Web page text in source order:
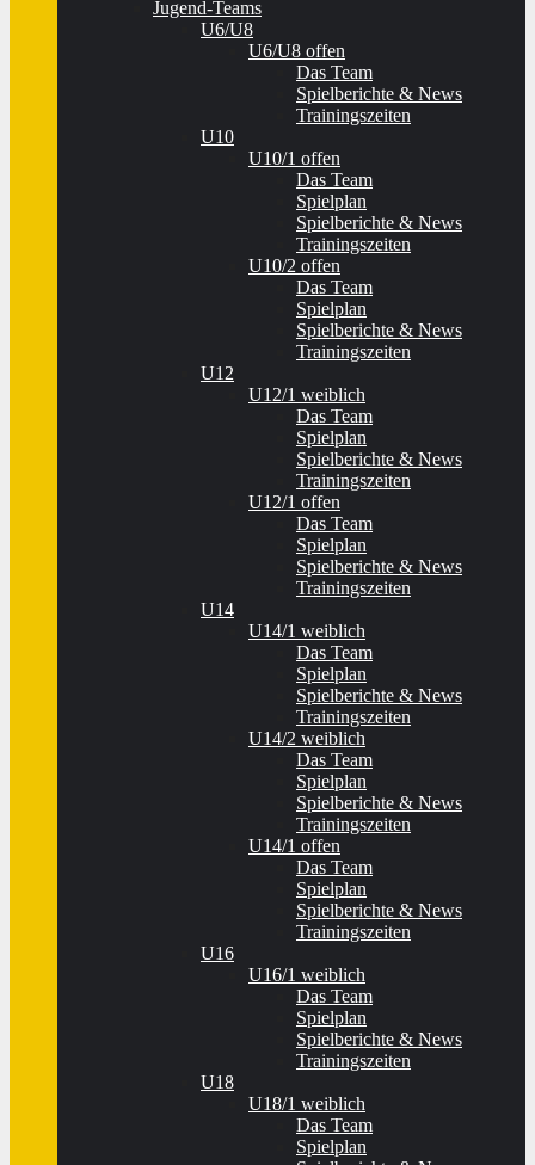
Jugend-Teams
U6/U8
U6/U8 offen
Das Team
Spielberichte & News
Trainingszeiten
U10
U10/1 offen
Das Team
Spielplan
Spielberichte & News
Trainingszeiten
U10/2 offen
Das Team
Spielplan
Spielberichte & News
Trainingszeiten
U12
U12/1 weiblich
Das Team
Spielplan
Spielberichte & News
Trainingszeiten
U12/1 offen
Das Team
Spielplan
Spielberichte & News
Trainingszeiten
U14
U14/1 weiblich
Das Team
Spielplan
Spielberichte & News
Trainingszeiten
U14/2 weiblich
Das Team
Spielplan
Spielberichte & News
Trainingszeiten
U14/1 offen
Das Team
Spielplan
Spielberichte & News
Trainingszeiten
U16
U16/1 weiblich
Das Team
Spielplan
Spielberichte & News
Trainingszeiten
U18
U18/1 weiblich
Das Team
Spielplan